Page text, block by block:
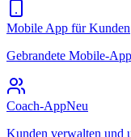
Mobile App für Kunden
Gebrandete Mobile-
Coach-AppNeu
Kunden verwalten und